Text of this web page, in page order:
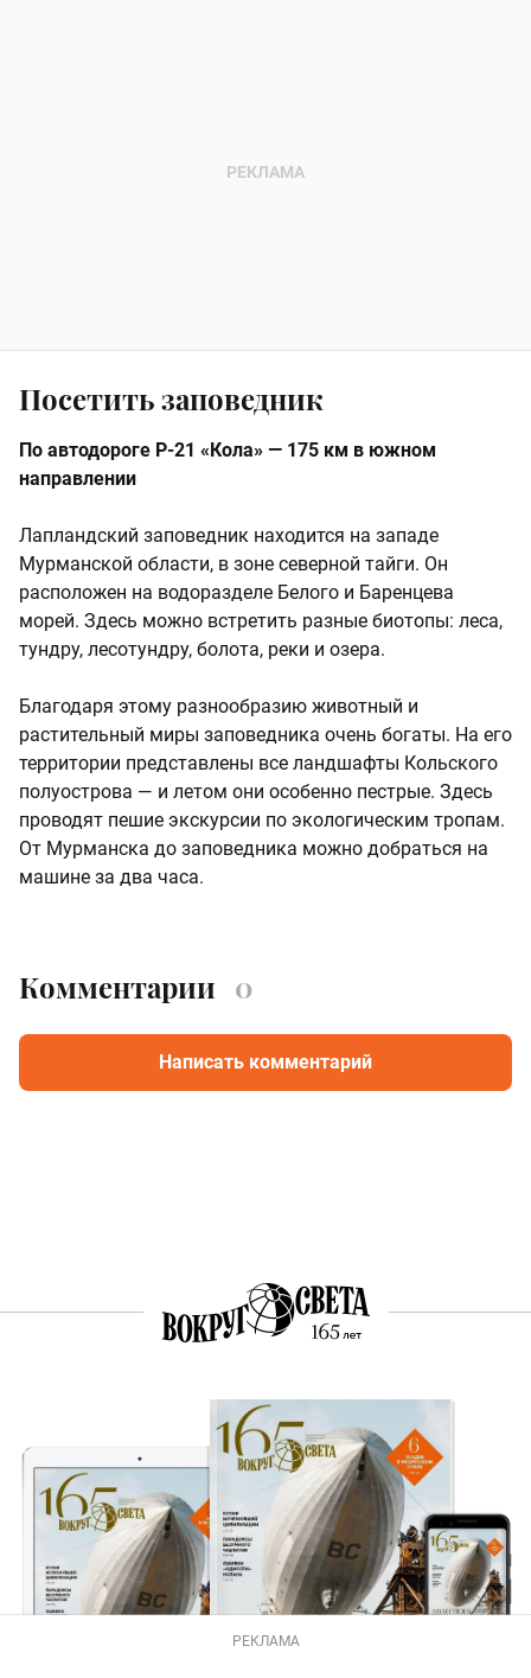
Посетить заповедник
По автодороге Р-21 «Кола» — 175 км в южном
направлении
Лапландский заповедник находится на западе
Мурманской области, в зоне северной тайги. Он
расположен на водоразделе Белого и Баренцева
морей. Здесь можно встретить разные биотопы: леса,
тундру, лесотундру, болота, реки и озера.
Благодаря этому разнообразию животный и
растительный миры заповедника очень богаты. На его
территории представлены все ландшафты Кольского
полуострова — и летом они особенно пестрые. Здесь
проводят пешие экскурсии по экологическим тропам.
От Мурманска до заповедника можно добраться на
машине за два часа.
Комментарии 0
Написать комментарий
РЕКЛАМА